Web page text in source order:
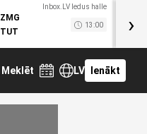
Inbox.LV ledus halle
ZMG
TUT
13:00 ›
Meklēt LV Ienākt